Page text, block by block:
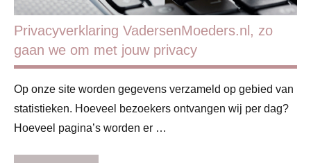
Privacyverklaring VadersenMoeders.nl, zo
gaan we om met jouw privacy
Op onze site worden gegevens verzameld op gebied van
statistieken. Hoeveel bezoekers ontvangen wij per dag?
Hoeveel pagina’s worden er …